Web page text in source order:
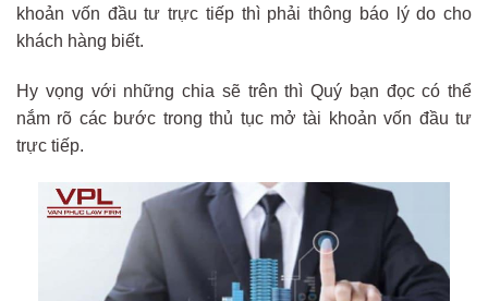
khoản vốn đầu tư trực tiếp thì phải thông báo lý do cho
khách hàng biết.
Hy vọng với những chia sẽ trên thì Quý bạn đọc có thể
nắm rõ các bước trong thủ tục mở tài khoản vốn đầu tư
trực tiếp.